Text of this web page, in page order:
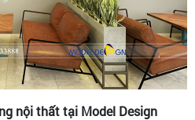
nội thất tại Model Design